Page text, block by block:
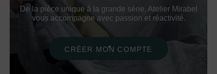
De la pièce unique à la grande série, Atelier Mirabel
vous accompagne avec passion et réactivité.
CRÉER MON COMPTE